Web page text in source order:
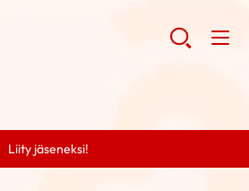
Liity jäseneksi!